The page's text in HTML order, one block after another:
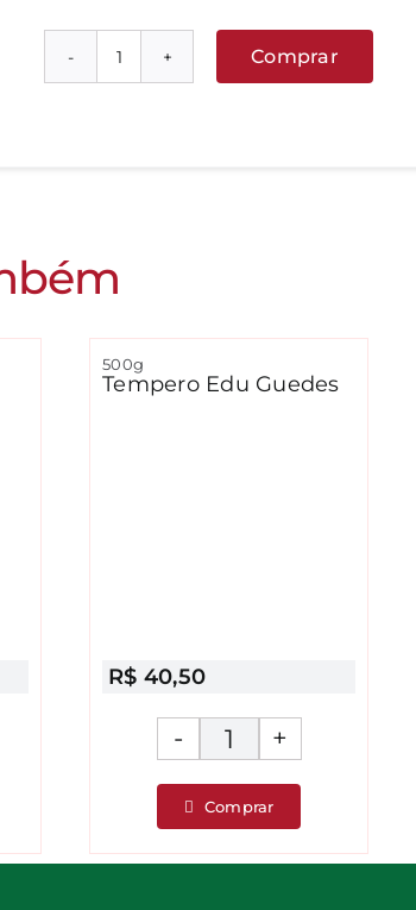
Comprar
500g
Tempero Edu Guedes
R$ 40,50
Tempero
Edu
Guedes
quantidade
Comprar